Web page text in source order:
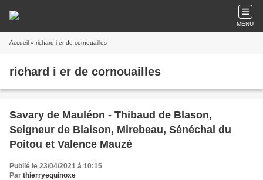
MENU
Accueil » richard i er de cornouailles
richard i er de cornouailles
Savary de Mauléon - Thibaud de Blason,
Seigneur de Blaison, Mirebeau, Sénéchal du
Poitou et Valence Mauzé
Publié le 23/04/2021 à 10:15
Par thierryequinoxe